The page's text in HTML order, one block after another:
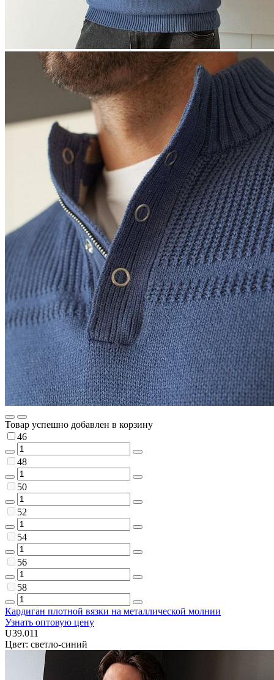
Товар успешно добавлен в корзину
46
48
50
52
54
56
58
Кардиган плотной вязки на металлической молнии
Узнать оптовую цену
U39.011
Цвет: светло-синий